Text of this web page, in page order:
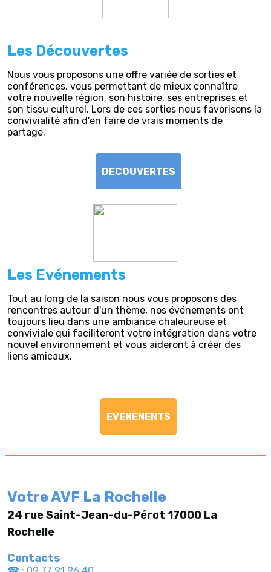
Les Découvertes
Nous vous proposons une offre variée de sorties et
conférences, vous permettant de mieux connaître
votre nouvelle région, son histoire, ses entreprises et
son tissu culturel. Lors de ces sorties nous favorisons la
convivialité afin d'en faire de vrais moments de
partage.
DECOUVERTES
Les Evénements
Tout au long de la saison nous vous proposons des
rencontres autour d'un thème, nos événements ont
toujours lieu dans une ambiance chaleureuse et
conviviale qui faciliteront votre intégration dans votre
nouvel environnement et vous aideront à créer des
liens amicaux.
EVENENENTS
Votre AVF La Rochelle
24 rue Saint-Jean-du-Pérot 17000 La
Rochelle
Contacts